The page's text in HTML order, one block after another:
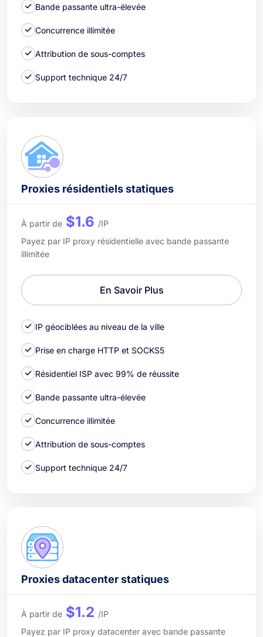
Bande passante ultra-élevée
Concurrence illimitée
Attribution de sous-comptes
Support technique 24/7
Proxies résidentiels statiques
À partir de $1.6 /IP
Payez par IP proxy résidentielle avec bande passante
illimitée
En Savoir Plus
IP géociblées au niveau de la ville
Prise en charge HTTP et SOCKS5
Résidentiel ISP avec 99% de réussite
Bande passante ultra-élevée
Concurrence illimitée
Attribution de sous-comptes
Support technique 24/7
Proxies datacenter statiques
À partir de $1.2 /IP
Payez par IP proxy datacenter avec bande passante